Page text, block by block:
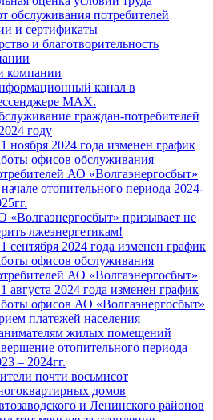
обслуживания потребителей
и сертификаты
и благотворительность
компании
канал в
MAX.
граждан-потребителей
году
ноября 2024 года изменен график
офисов обслуживания
АО «Волгаэнергосбыт»
отопительного периода 2024-
«Волгаэнергосбыт» призывает не
лжеэнергетикам!
сентября 2024 года изменен график
офисов обслуживания
АО «Волгаэнергосбыт»
августа 2024 года изменен график
офисов АО «Волгаэнергосбыт»
платежей населения
жилых помещений
отопительного периода
– 2024гг.
почти восьмисот
домов
и Ленинского районов